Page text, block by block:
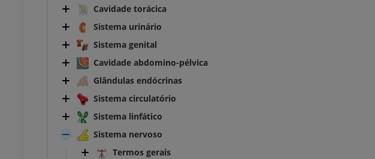
Cavidade torácica
Sistema urinário
Sistema genital
Cavidade abdomino-pélvica
Glândulas endócrinas
Sistema circulatório
Sistema linfático
Sistema nervoso
Termos gerais